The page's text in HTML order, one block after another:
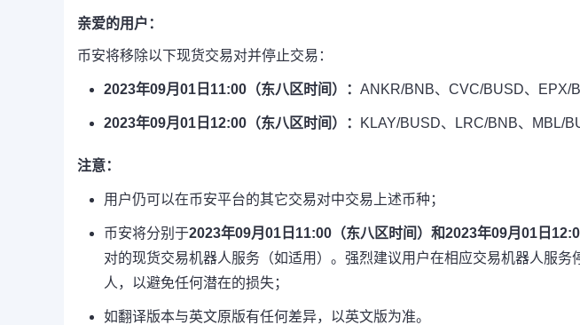
亲爱的用户：
币安将移除以下现货交易对并停止交易：
2023年09月01日11:00（东八区时间）： ANKR/BNB、CVC/BUSD、EPX/
2023年09月01日12:00（东八区时间）： KLAY/BUSD、LRC/BNB、MBL/
注意：
用户仍可以在币安平台的其它交易对中交易上述币种；
币安将分别于2023年09月01日11:00（东八区时间）和2023年09月01日
对的现货交易机器人服务（如适用）。强烈建议用户在相应交易机器人服务
人，以避免任何潜在的损失；
如翻译版本与英文原版有任何差异，以英文版为准。